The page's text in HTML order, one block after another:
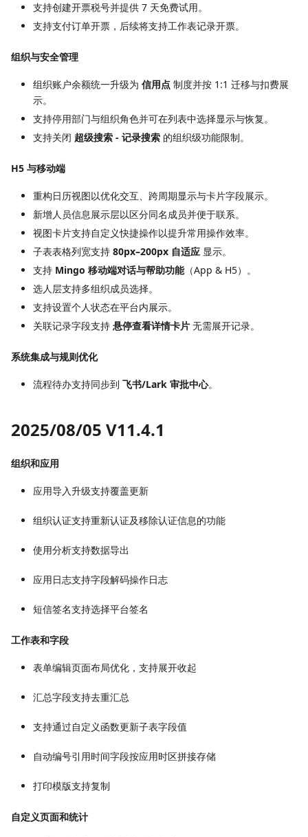
支持创建开票税号并提供 7 天免费试用。
支持支付订单开票，后续将支持工作表记录开票。
组织与安全管理
组织账户余额统一升级为 信用点 制度并按 1:1 迁移与扣费展
示。
支持停用部门与组织角色并可在列表中选择显示与恢复。
支持关闭 超级搜索 - 记录搜索 的组织级功能限制。
H5 与移动端
重构日历视图以优化交互、跨周期显示与卡片字段展示。
新增人员信息展示层以区分同名成员并便于联系。
视图卡片支持自定义快捷操作以提升常用操作效率。
子表表格列宽支持 80px–200px 自适应 显示。
支持 Mingo 移动端对话与帮助功能（App & H5）。
选人层支持多组织成员选择。
支持设置个人状态在平台内展示。
关联记录字段支持 悬停查看详情卡片 无需展开记录。
系统集成与规则优化
流程待办支持同步到 飞书/Lark 审批中心。
2025/08/05 V11.4.1
组织和应用
应用导入升级支持覆盖更新
组织认证支持重新认证及移除认证信息的功能
使用分析支持数据导出
应用日志支持字段解码操作日志
短信签名支持选择平台签名
工作表和字段
表单编辑页面布局优化，支持展开收起
汇总字段支持去重汇总
支持通过自定义函数更新子表字段值
自动编号引用时间字段按应用时区拼接存储
打印模版支持复制
自定义页面和统计